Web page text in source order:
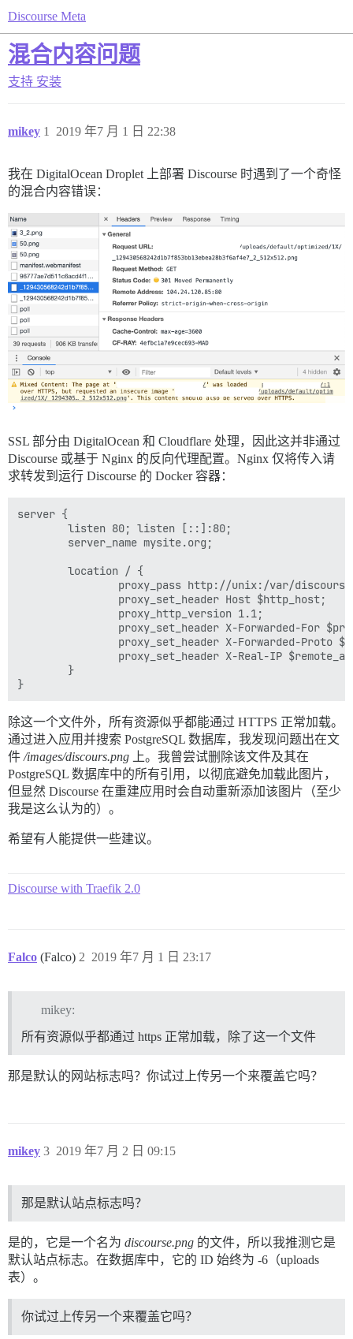
Discourse Meta
混合内容问题
支持 安装
mikey 2019 年7 月 1 日 22:38
1
我在 DigitalOcean Droplet 上部署 Discourse 时遇到了一个奇怪
的混合内容错误：
SSL 部分由 DigitalOcean 和 Cloudflare 处理，因此这并非通过
Discourse 或基于 Nginx 的反向代理配置。Nginx 仅将传入请
求转发到运行 Discourse 的 Docker 容器：
server {
        listen 80; listen [::]:80;
        server_name mysite.org;
        location / {
proxy_pass http://unix:/var/
                proxy_set_header Host $http_host;
                proxy_http_version 1.1;
proxy_set_header X-Forwarded-For
proxy_set_header X-Forwarded-Proto
proxy_set_header X-Real-IP
        }
除这一个文件外，所有资源似乎都能通过 HTTPS 正常加载。
通过进入应用并搜索 PostgreSQL 数据库，我发现问题出在文
件 /images/discours.png 上。我曾尝试删除该文件及其在
PostgreSQL 数据库中的所有引用，以彻底避免加载此图片，
但显然 Discourse 在重建应用时会自动重新添加该图片（至少
我是这么认为的）。
希望有人能提供一些建议。
Discourse with Traefik 2.0
Falco (Falco) 2019 年7 月 1 日 23:17
2
mikey:
所有资源似乎都通过 https 正常加载，除了这一个文件
那是默认的网站标志吗？你试过上传另一个来覆盖它吗？
mikey 2019 年7 月 2 日 09:15
3
那是默认站点标志吗？
是的，它是一个名为 discourse.png 的文件，所以我推测它是
默认站点标志。在数据库中，它的 ID 始终为 -6（uploads
表）。
你试过上传另一个来覆盖它吗？